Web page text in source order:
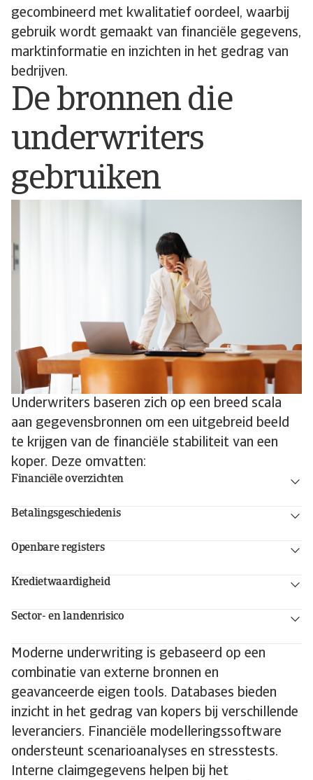
gecombineerd met kwalitatief oordeel, waarbij
gebruik wordt gemaakt van financiële gegevens,
marktinformatie en inzichten in het gedrag van
bedrijven.
De bronnen die
underwriters
gebruiken
Underwriters baseren zich op een breed scala
aan gegevensbronnen om een uitgebreid beeld
te krijgen van de financiële stabiliteit van een
koper. Deze omvatten:
Financiële overzichten
Betalingsgeschiedenis
Openbare registers
Kredietwaardigheid
Sector- en landenrisico
Moderne underwriting is gebaseerd op een
combinatie van externe bronnen en
geavanceerde eigen tools. Databases bieden
inzicht in het gedrag van kopers bij verschillende
leveranciers. Financiële modelleringssoftware
ondersteunt scenarioanalyses en stresstests.
Interne claimgegevens helpen bij het